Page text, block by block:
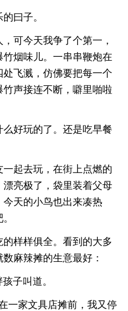
曰子。
可今天我争了个第一，
烟味儿。一串串鞭炮在
飞溅，仿佛要把每一个
声接连不断，噼里啪啦
好玩的了。还是吃早餐
起去玩，在街上点燃的
亮极了，袋里装着父母
天的小鸟也出来凑热
样样俱全。看到的大多
麻辣摊的生意最好：
子叫道。
一家文具店摊前，我又停